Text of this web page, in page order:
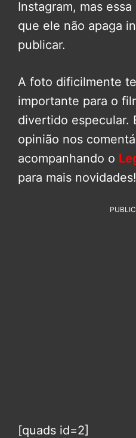
Instagram, mas
que ele não apaga
publicar.
A foto dificilmente
importante para o
divertido especular.
opinião nos
acompanhando o
para mais novidades!
[quads id=2]